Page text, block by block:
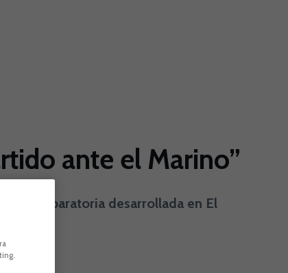
ante el Marino”
preparatoria desarrollada en El